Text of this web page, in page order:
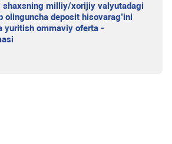
shaxsning milliy/xorijiy valyutadagi
olinguncha deposit hisovarag’ini
yuritish ommaviy oferta -